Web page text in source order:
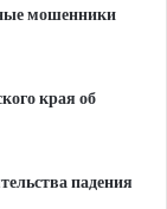
мошенники
края об
падения